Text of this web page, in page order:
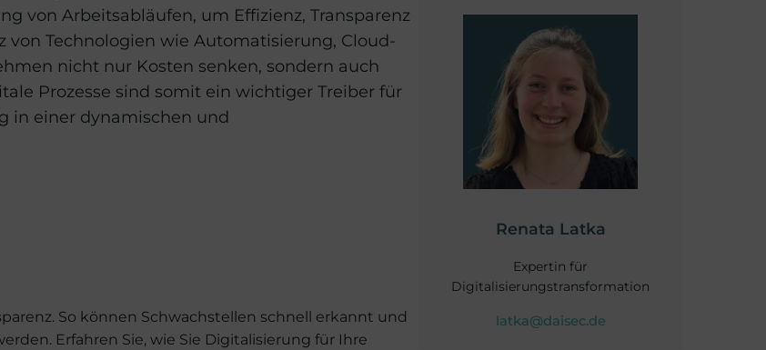
von Arbeitsabläufen, um Effizienz, Transparenz
Technologien wie Automatisierung, Cloud-
nicht nur Kosten senken, sondern auch
Prozesse sind somit ein wichtiger Treiber für
in einer dynamischen und
So können Schwachstellen schnell erkannt und
Erfahren Sie, wie Sie Digitalisierung für Ihre
Renata Latka
Expertin für
Digitalisierungstransformation
latka@daisec.de